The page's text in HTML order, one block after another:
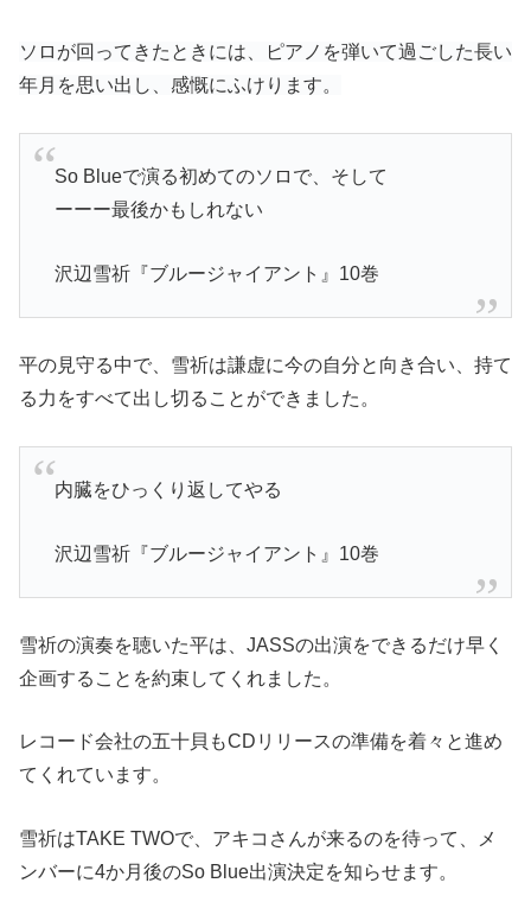
ソロが回ってきたときには、ピアノを弾いて過ごした長い
年月を思い出し、感慨にふけります。
So Blueで演る初めてのソロで、そして
ーーー最後かもしれない
沢辺雪祈『ブルージャイアント』10巻
平の見守る中で、雪祈は謙虚に今の自分と向き合い、持て
る力をすべて出し切ることができました。
内臓をひっくり返してやる
沢辺雪祈『ブルージャイアント』10巻
雪祈の演奏を聴いた平は、JASSの出演をできるだけ早く
企画することを約束してくれました。
レコード会社の五十貝もCDリリースの準備を着々と進め
てくれています。
雪祈はTAKE TWOで、アキコさんが来るのを待って、メ
ンバーに4か月後のSo Blue出演決定を知らせます。